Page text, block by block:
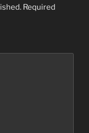
Required